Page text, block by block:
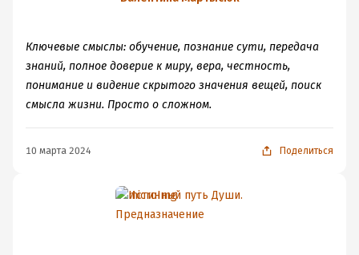
Ключевые смыслы: обучение, познание сути, передача
знаний, полное доверие к миру, вера, честность,
понимание и видение скрытого значения вещей, поиск
смысла жизни. Просто о сложном.
10 марта 2024 Поделиться